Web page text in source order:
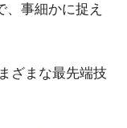
事細かに捉え
ざまな最先端技